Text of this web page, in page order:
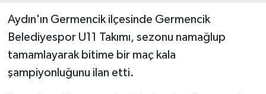
Aydın'ın Germencik ilçesinde Germencik
Belediyespor U11 Takımı, sezonu namağlup
tamamlayarak bitime bir maç kala
şampiyonluğunu ilan etti.